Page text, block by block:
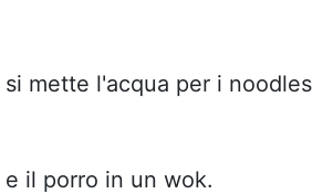
mette l'acqua per i noodles
il porro in un wok.